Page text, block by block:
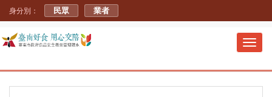
身分別： 民眾 業者